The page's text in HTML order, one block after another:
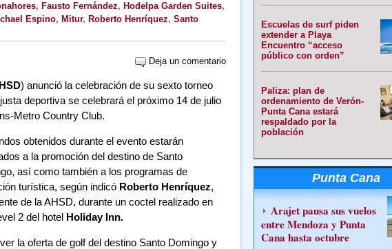
, Fausto Fernández, Hodelpa Garden Suites,
Espino, Mitur, Roberto Henríquez, Santo
Deja un comentario
) anunció la celebración de su sexto torneo
deportiva se celebrará el próximo 14 de julio
Metro Country Club.
obtenidos durante el evento estarán
a la promoción del destino de Santo
así como también a los programas de
turística, según indicó Roberto Henríquez,
de la AHSD, durante un coctel realizado en
2 del hotel Holiday Inn.
la oferta de golf del destino Santo Domingo y
Escuelas de surf piden
extender a Playa
Encuentro “acceso
público con orden”
Paliza: plan de
ordenamiento de Verón-
Punta Cana estará
respaldado por la
población
Punta Cana
Arajet pausa sus vuelos
entre Mendoza y Punta
Cana hasta octubre